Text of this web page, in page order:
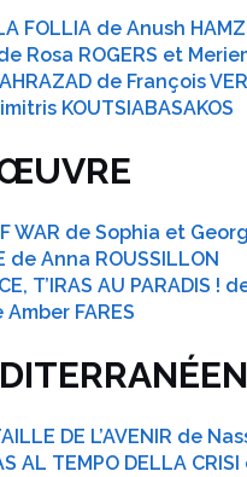
FOLLIA de Anush
Rosa ROGERS et
de François
KOUTSIABASAKOS
ŒUVRE
WAR de Sophia et
de Anna ROUSSILLON
T’IRAS AU PARADIS !
Amber FARES
DE L’AVENIR de
AL TEMPO DELLA